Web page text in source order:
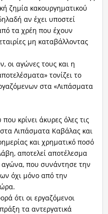
ζημία κακουργηματικού
αν έχει υποστεί
τα χρέη που έχουν
μη καταβάλλοντας
οι αγώνες τους και η
τονίζει το
στα «Λιπάσματα
κρίνει άκυρες όλες τις
Λιπάσματα Καβάλας και
και χρηματικό ποσό
αποτελεί αποτέλεσμα
αγώνα, που συνάντησε την
όχι μόνο από την
ότι οι εργαζόμενοι
τα αντεργατικά